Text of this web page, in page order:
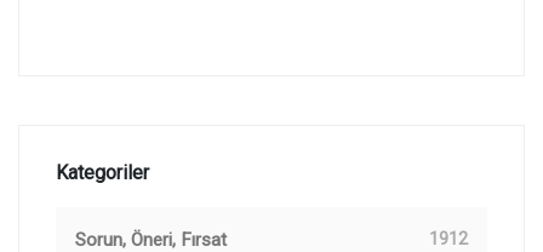
Kategoriler
Sorun, Öneri, Fırsat 1912